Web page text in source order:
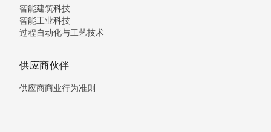
智能建筑科技
智能工业科技
过程自动化与工艺技术
供应商伙伴
供应商商业行为准则